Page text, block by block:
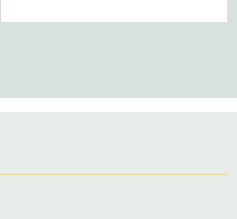
粒DON毒素预测针对这